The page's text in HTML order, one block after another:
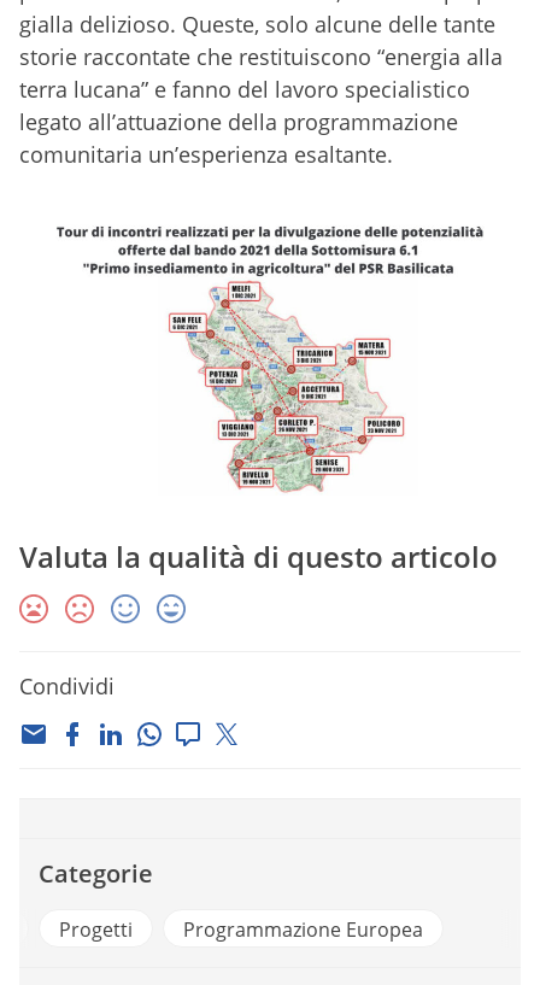
gialla delizioso. Queste, solo alcune delle tante
storie raccontate che restituiscono “energia alla
terra lucana” e fanno del lavoro specialistico
legato all’attuazione della programmazione
comunitaria un’esperienza esaltante.
Valuta la qualità di questo articolo
Condividi
Categorie
Progetti Programmazione Europea